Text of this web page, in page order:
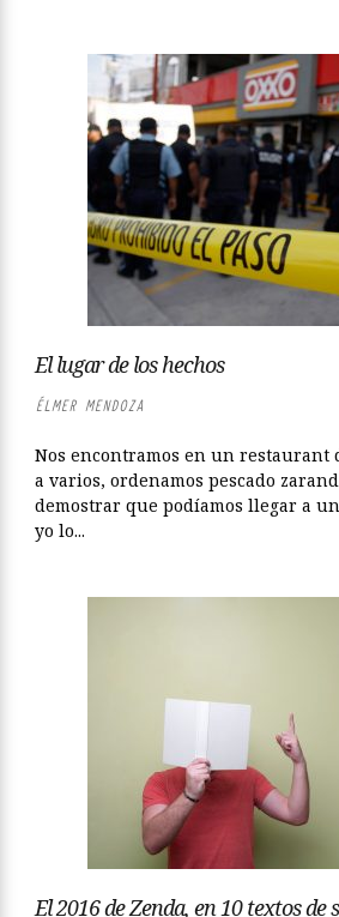
El lugar de los hechos
ÉLMER MENDOZA
Nos encontramos en un restaurant
a varios, ordenamos pescado
demostrar que podíamos llegar a
yo lo...
El 2016 de Zenda, en 10 textos de